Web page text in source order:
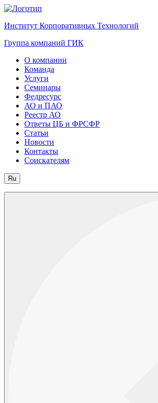
Институт Корпоративных Технологий
Группа компаний ГИК
О компании
Команда
Услуги
Семинары
Федресурс
АО и ПАО
Реестр АО
Ответы ЦБ и ФРСФР
Статьи
Новости
Контакты
Соискателям
Ru